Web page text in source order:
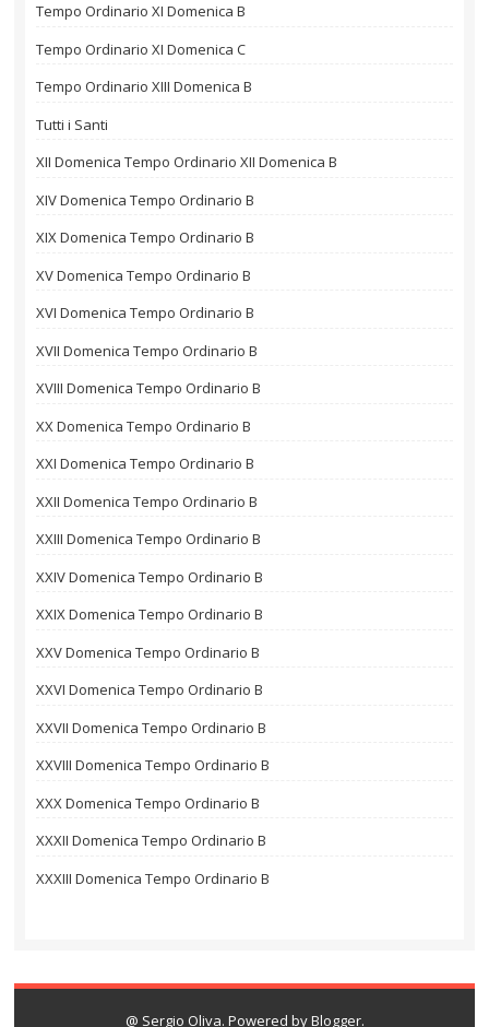
Tempo Ordinario XI Domenica B
Tempo Ordinario XI Domenica C
Tempo Ordinario XIII Domenica B
Tutti i Santi
XII Domenica Tempo Ordinario XII Domenica B
XIV Domenica Tempo Ordinario B
XIX Domenica Tempo Ordinario B
XV Domenica Tempo Ordinario B
XVI Domenica Tempo Ordinario B
XVII Domenica Tempo Ordinario B
XVIII Domenica Tempo Ordinario B
XX Domenica Tempo Ordinario B
XXI Domenica Tempo Ordinario B
XXII Domenica Tempo Ordinario B
XXIII Domenica Tempo Ordinario B
XXIV Domenica Tempo Ordinario B
XXIX Domenica Tempo Ordinario B
XXV Domenica Tempo Ordinario B
XXVI Domenica Tempo Ordinario B
XXVII Domenica Tempo Ordinario B
XXVIII Domenica Tempo Ordinario B
XXX Domenica Tempo Ordinario B
XXXII Domenica Tempo Ordinario B
XXXIII Domenica Tempo Ordinario B
@ Sergio Oliva. Powered byBlogger.